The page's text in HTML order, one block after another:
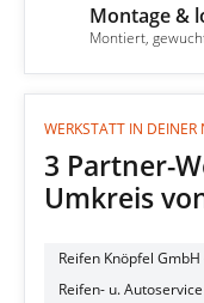
Montage &
Montiert,
WERKSTATT IN DEINER
3 Partner-
Umkreis
Reifen Knöpfel GmbH
Reifen- u. Autoservice